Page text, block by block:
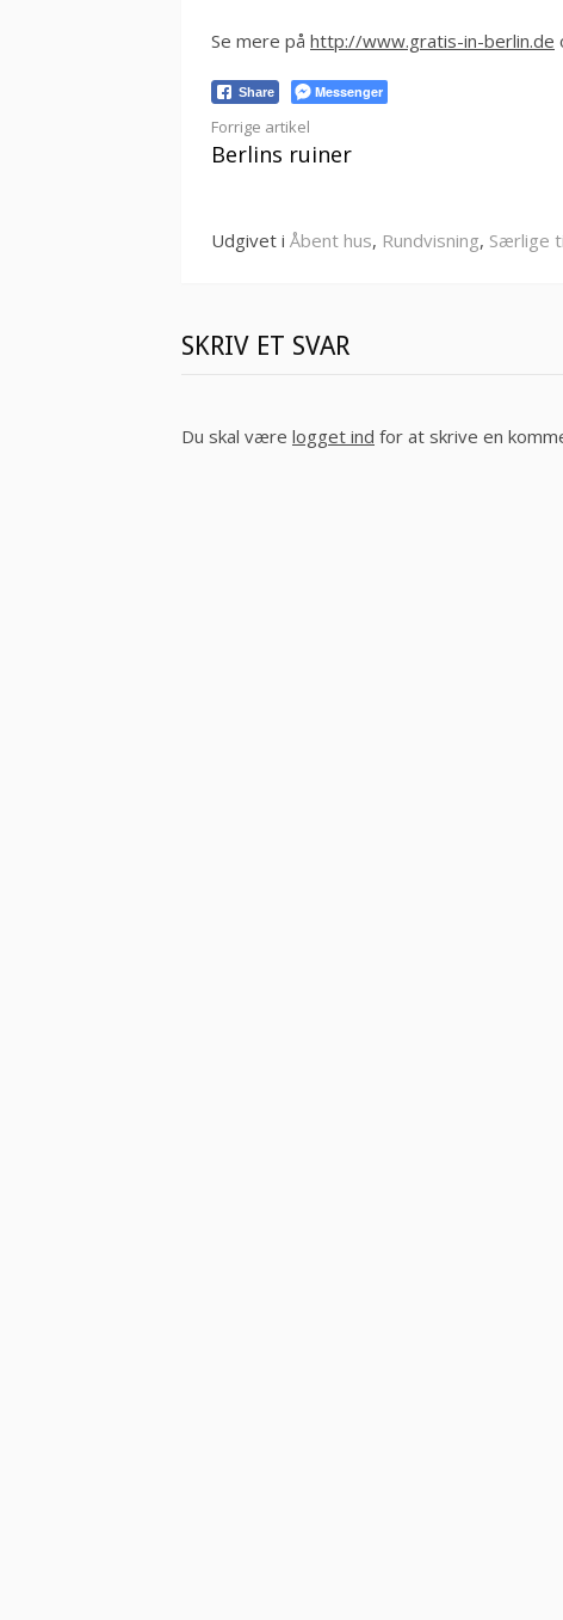
Se mere på http://www.gratis-in-berlin.de
Share Messenger
Læs
Forrige artikel
Berlins ruiner
Udgivet i Åbent hus, Rundvisning, Særlige
SKRIV ET SVAR
Du skal være logget ind for at skrive en